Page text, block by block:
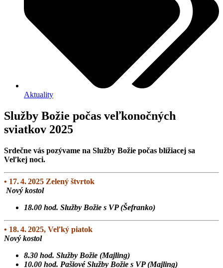
Aktuality
Služby Božie počas veľkonočných
sviatkov 2025
Srdečne vás pozývame na Služby Božie počas blížiacej sa
Veľkej noci.
• 17. 4. 2025 Zelený štvrtok
Nový kostol
18.00 hod. Služby Božie s VP (Šefranko)
• 18. 4. 2025, Veľký piatok
Nový kostol
8.30 hod. Služby Božie (Majling)
10.00 hod. Pašiové Služby Božie s VP (Majling)